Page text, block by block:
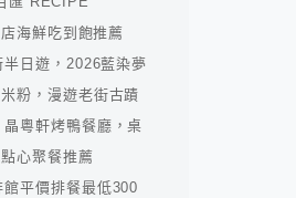
海鮮吃到飽推薦
日遊，2026藍染夢
粉，漫遊老街古蹟
粵軒烤鴨餐廳，桌
心聚餐推薦
平價排餐最低300